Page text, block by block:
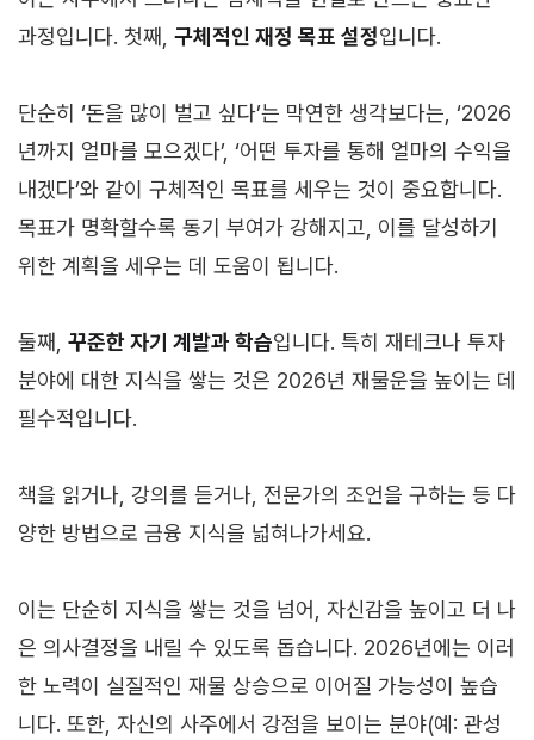
과정입니다. 첫째, 구체적인 재정 목표 설정입니다.
단순히 ‘돈을 많이 벌고 싶다’는 막연한 생각보다는, ‘2026
년까지 얼마를 모으겠다’, ‘어떤 투자를 통해 얼마의 수익을
내겠다’와 같이 구체적인 목표를 세우는 것이 중요합니다.
목표가 명확할수록 동기 부여가 강해지고, 이를 달성하기
위한 계획을 세우는 데 도움이 됩니다.
둘째, 꾸준한 자기 계발과 학습입니다. 특히 재테크나 투자
분야에 대한 지식을 쌓는 것은 2026년 재물운을 높이는 데
필수적입니다.
책을 읽거나, 강의를 듣거나, 전문가의 조언을 구하는 등 다
양한 방법으로 금융 지식을 넓혀나가세요.
이는 단순히 지식을 쌓는 것을 넘어, 자신감을 높이고 더 나
은 의사결정을 내릴 수 있도록 돕습니다. 2026년에는 이러
한 노력이 실질적인 재물 상승으로 이어질 가능성이 높습
니다. 또한, 자신의 사주에서 강점을 보이는 분야(예: 관성